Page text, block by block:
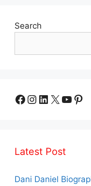
Search
Facebook
Instagram
LinkedIn
X
Latest Post
Dani Daniel